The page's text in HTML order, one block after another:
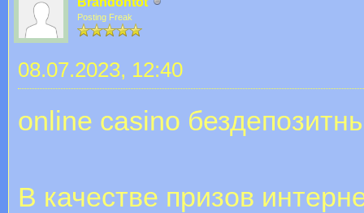
Posting Freak
08.07.2023, 12:40
online casino
В качестве призов